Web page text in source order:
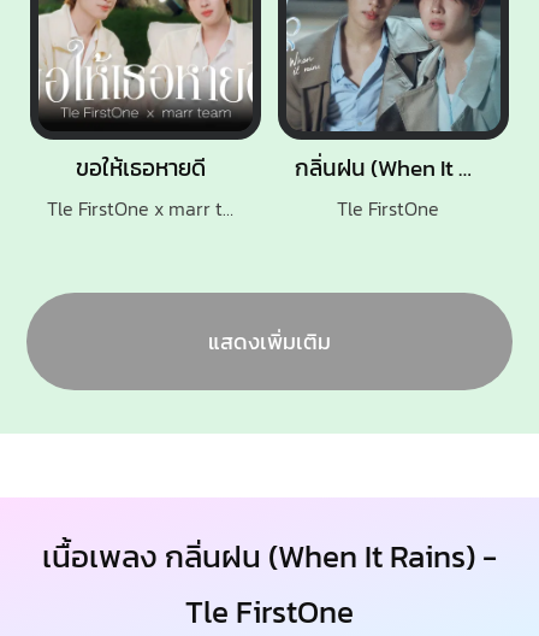
ขอให้เธอหายดี
Tle FirstOne x marr team
กลิ่นฝน (When It Rains)
Tle FirstOne
แสดงเพิ่มเติม
เนื้อเพลง กลิ่นฝน (When It Rains) -
Tle FirstOne